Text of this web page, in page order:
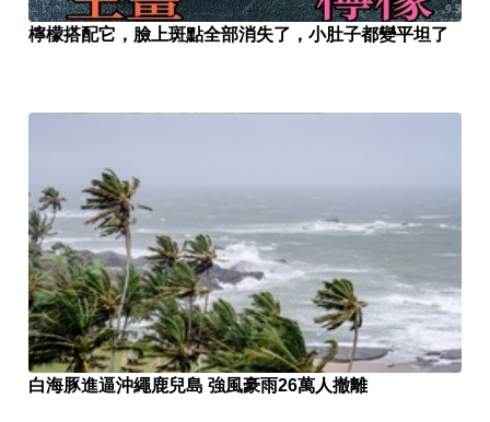
檸檬搭配它，臉上斑點全部消失了，小肚子都變平坦了
白海豚進逼沖繩鹿兒島 強風豪雨26萬人撤離